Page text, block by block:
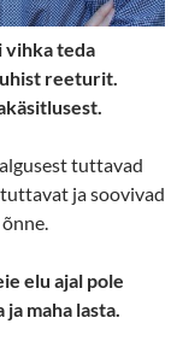
vihka teda
reeturit.
tuttavad
ja soovivad
elu ajal pole
maha lasta.